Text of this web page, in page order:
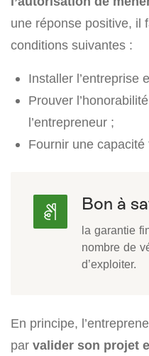
une réponse positive, il
conditions suivantes :
Installer l’entreprise
Prouver
l’entrepreneur ;
Fournir une capacité
Bon à
la garantie
nombre de
d’exploiter.
En principe,
par valider son projet